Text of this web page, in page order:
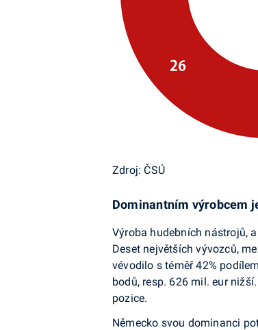
Zdroj: ČSÚ
Dominantním výrobcem
Výroba hudebních nástrojů,
Deset největších vývozců,
vévodilo s téměř 42%
bodů, resp. 626 mil. eur
pozice.
Německo svou dominanci